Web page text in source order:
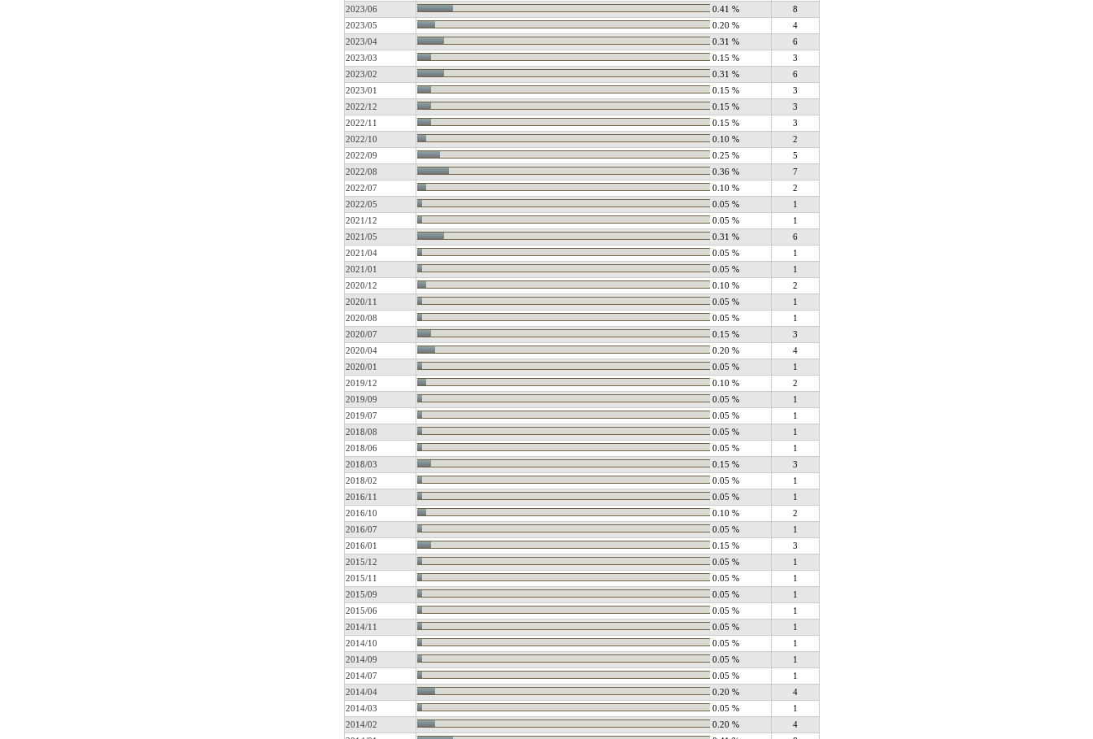
2023/06
0.41 %
8
2023/05
0.20 %
4
2023/04
0.31 %
6
2023/03
0.15 %
3
2023/02
0.31 %
6
2023/01
0.15 %
3
2022/12
0.15 %
3
2022/11
0.15 %
3
2022/10
0.10 %
2
2022/09
0.25 %
5
2022/08
0.36 %
7
2022/07
0.10 %
2
2022/05
0.05 %
1
2021/12
0.05 %
1
2021/05
0.31 %
6
2021/04
0.05 %
1
2021/01
0.05 %
1
2020/12
0.10 %
2
2020/11
0.05 %
1
2020/08
0.05 %
1
2020/07
0.15 %
3
2020/04
0.20 %
4
2020/01
0.05 %
1
2019/12
0.10 %
2
2019/09
0.05 %
1
2019/07
0.05 %
1
2018/08
0.05 %
1
2018/06
0.05 %
1
2018/03
0.15 %
3
2018/02
0.05 %
1
2016/11
0.05 %
1
2016/10
0.10 %
2
2016/07
0.05 %
1
2016/01
0.15 %
3
2015/12
0.05 %
1
2015/11
0.05 %
1
2015/09
0.05 %
1
2015/06
0.05 %
1
2014/11
0.05 %
1
2014/10
0.05 %
1
2014/09
0.05 %
1
2014/07
0.05 %
1
2014/04
0.20 %
4
2014/03
0.05 %
1
2014/02
0.20 %
4